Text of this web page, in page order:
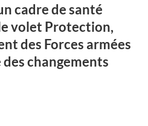
cadre de santé
volet Protection,
des Forces armées
des changements